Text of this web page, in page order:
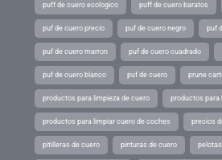
puff de cuero ecologico puff de cuero baratos
puf de cuero precio puf de cuero negro puf
puf de cuero marron puf de cuero cuadrado
puf de cuero blanco puf de cuero prune
productos para limpieza de cuero productos para
productos para limpiar cuero de coches precios
pitilleras de cuero pinturas de cuero